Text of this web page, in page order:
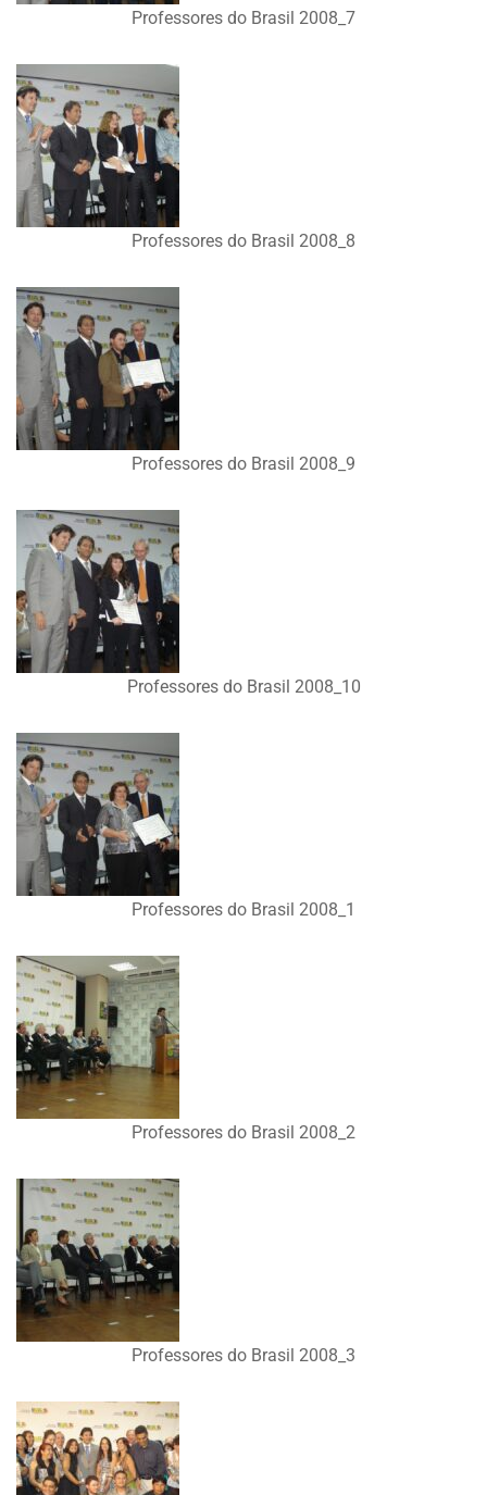
Professores do Brasil 2008_7
Professores do Brasil 2008_8
Professores do Brasil 2008_9
Professores do Brasil 2008_10
Professores do Brasil 2008_1
Professores do Brasil 2008_2
Professores do Brasil 2008_3